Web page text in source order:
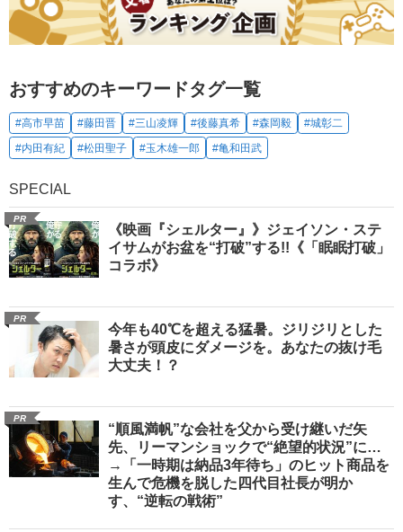
おすすめのキーワードタグ一覧
#高市早苗 #藤田晋 #三山凌輝 #後藤真希 #森岡毅
#城彰二
#内田有紀
#松田聖子 #玉木雄一郎 #亀和田武
SPECIAL
PR
《映画『シェルター』》ジェイソン・ステ
イサムがお盆を“打破”する!!《「眠眠打破」
コラボ》
PR
今年も40℃を超える猛暑。ジリジリとした
暑さが頭皮にダメージを。あなたの抜け毛
大丈夫！？
PR
“順風満帆”な会社を父から受け継いだ矢
先、リーマンショックで“絶望的状況”に…
→「一時期は納品3年待ち」のヒット商品を
生んで危機を脱した四代目社長が明か
す、“逆転の戦術”